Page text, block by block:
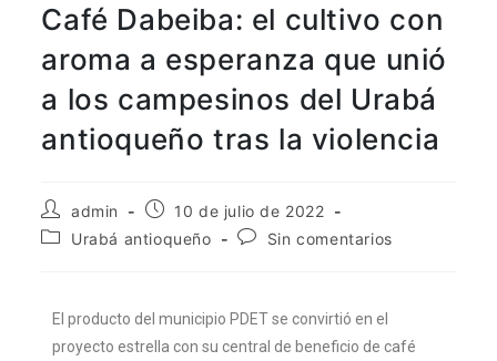
de información previa al mes de julio
de 2026.
Café Dabeiba: el cultivo con
aroma a esperanza que unió
a los campesinos del Urabá
antioqueño tras la violencia
admin
10 de julio de 2022
Urabá antioqueño
Sin comentarios
El producto del municipio PDET se convirtió en el
proyecto estrella con su central de beneficio de café